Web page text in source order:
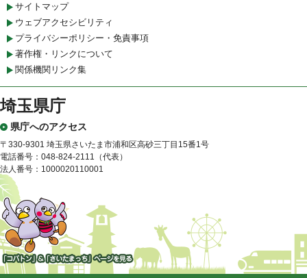
サイトマップ
ウェブアクセシビリティ
プライバシーポリシー・免責事項
著作権・リンクについて
関係機関リンク集
埼玉県庁
県庁へのアクセス
〒330-9301 埼玉県さいたま市浦和区高砂三丁目15番1号
電話番号：048-824-2111（代表）
法人番号：1000020110001
「コバトン」&「さいたまっ